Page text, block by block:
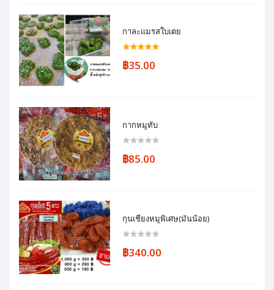
กาละแมรสใบเตย
฿35.00
กากหมูทับ
฿85.00
กุนเชียงหมูพิเศษ(มันน้อย)
฿340.00